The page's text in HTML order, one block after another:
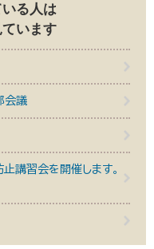
る人は
います
会議
講習会を開催します。